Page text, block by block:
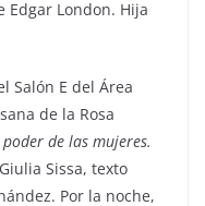
Edgar London. Hija
Salón E del Área
de la Rosa
poder de las mujeres.
Sissa, texto
Por la noche,